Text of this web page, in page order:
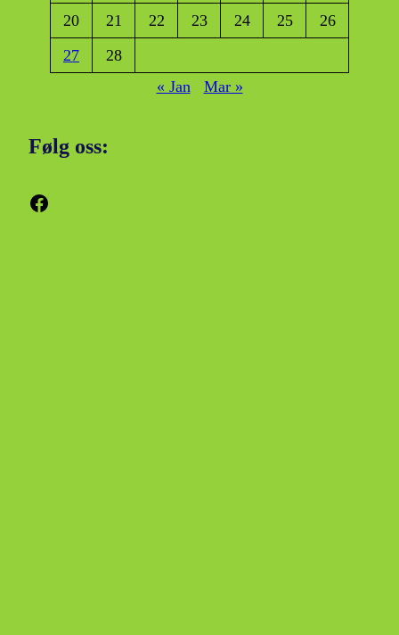
20
21 22 23 24 25
26
27
28
« Jan
Mar »
Følg oss:
Facebook